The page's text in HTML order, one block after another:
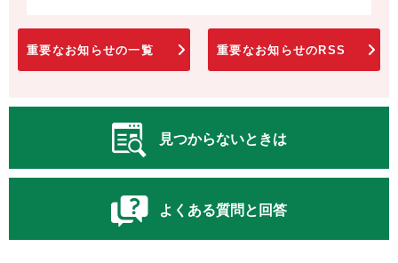
重要なお知らせの一覧 重要なお知らせのRSS
見つからないときは
よくある質問と回答